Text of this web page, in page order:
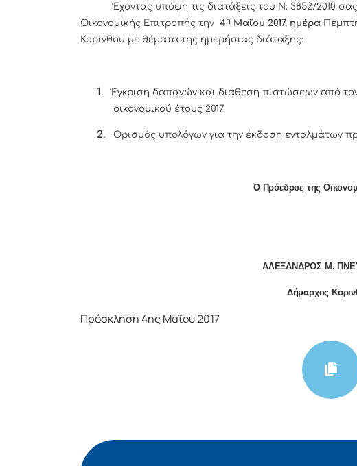
Έχοντας υπόψη τις διατάξεις του Ν. 3852/2010
Οικονομικής Επιτροπής την 4η Μαΐου 2017, ημέρα
Κορίνθου με θέματα της ημερήσιας διάταξης:
1.
Έγκριση δαπανών και διάθεση πιστώσεων από
οικονομικού έτους 2017.
2. Ορισμός υπολόγων για την έκδοση ενταλμάτων
Ο Πρόεδρος της
ΑΛΕΞΑΝΔΡΟΣ Μ.
Δήμαρχος
Πρόσκληση 4ης Μαΐου 2017